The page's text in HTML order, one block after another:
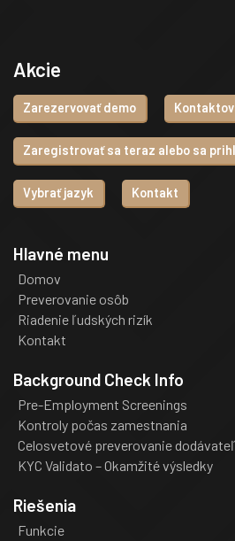
Akcie
Zarezervovať demo
Zaregistrovať sa teraz alebo sa
Vybrať jazyk Kontakt
Hlavné menu
Domov
Preverovanie osôb
Riadenie ľudských rizík
Kontakt
Background Check Info
Pre-Employment Screenings
Kontroly počas zamestnania
Celosvetové preverovanie
KYC Validato – Okamžité výsledky
Riešenia
Funkcie